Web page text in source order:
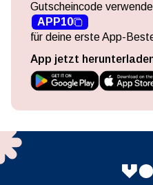
Gutscheincode
APP10
für deine erste App-
App jetzt